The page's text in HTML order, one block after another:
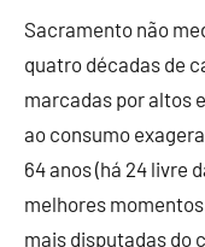
Sacramento não
quatro décadas de
marcadas por altos
ao consumo
64 anos (há 24 livre
melhores
mais disputadas do